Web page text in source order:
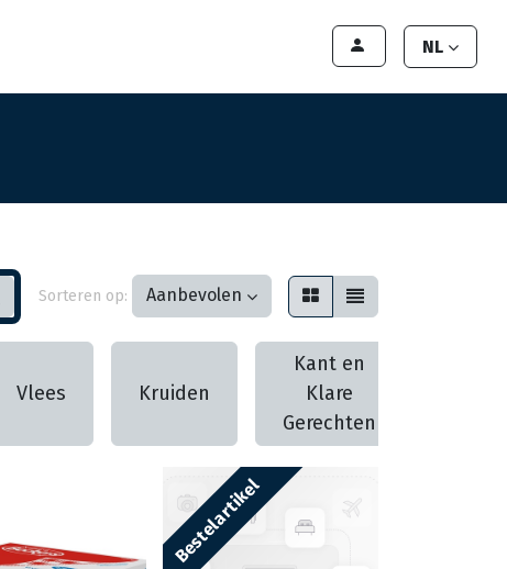
NL
Sorteren op: Aanbevolen
Vlees Kruiden
Kant en
Klare
Gerechten
Bestelartikel